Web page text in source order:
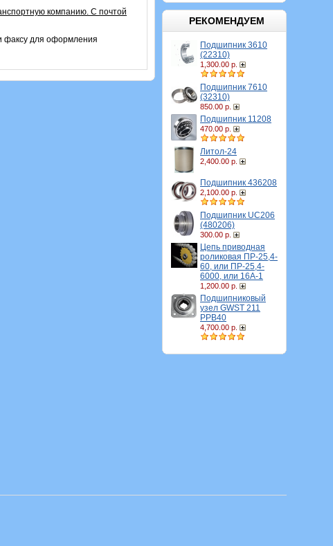
РЕКОМЕНДУЕМ
Подшипник 3610
(22310)
1,300.00 р.
Подшипник 7610
(32310)
850.00 р.
Подшипник 11208
470.00 р.
Литол-24
2,400.00 р.
Подшипник 436208
2,100.00 р.
Подшипник UC206
(480206)
300.00 р.
Цепь приводная
роликовая ПР-25,4-
60, или ПР-25,4-
6000, или 16A-1
1,200.00 р.
Подшипниковый
узел GWST 211
PPB40
4,700.00 р.
компанию. С почтой
факсу для оформления